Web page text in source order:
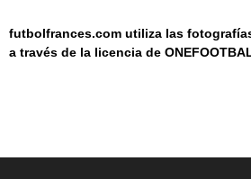
futbolfrances.com utiliza las
a través de la licencia de ONEFOOT